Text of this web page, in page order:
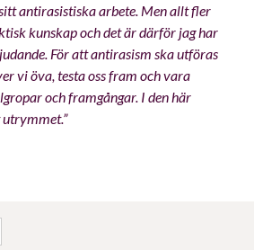
antirasistiska arbete. Men allt fler
kunskap och det är därför jag har
För att antirasism ska utföras
vi öva, testa oss fram och vara
och framgångar. I den här